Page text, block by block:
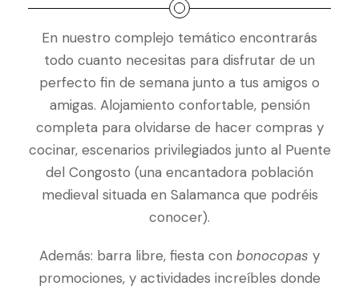
En nuestro complejo temático encontrarás
todo cuanto necesitas para disfrutar de un
perfecto fin de semana junto a tus amigos o
amigas. Alojamiento confortable, pensión
completa para olvidarse de hacer compras y
cocinar, escenarios privilegiados junto al Puente
del Congosto (una encantadora población
medieval situada en Salamanca que podréis
conocer).
Además: barra libre, fiesta con bonocopas y
promociones, y actividades increíbles donde